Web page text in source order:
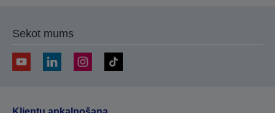
Sekot mums